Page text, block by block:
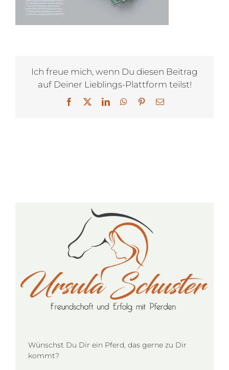
Ich freue mich, wenn Du diesen Beitrag
auf Deiner Lieblings-Plattform teilst!
Facebook LinkedInWhatsApp
Pinterest
E-
Wünschst Du Dir ein Pferd, das gerne zu Dir
kommt?